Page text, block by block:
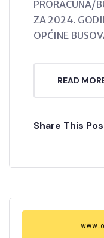
PRORAČUNA/
ZA 2024.
OPĆINE
READ
Share This